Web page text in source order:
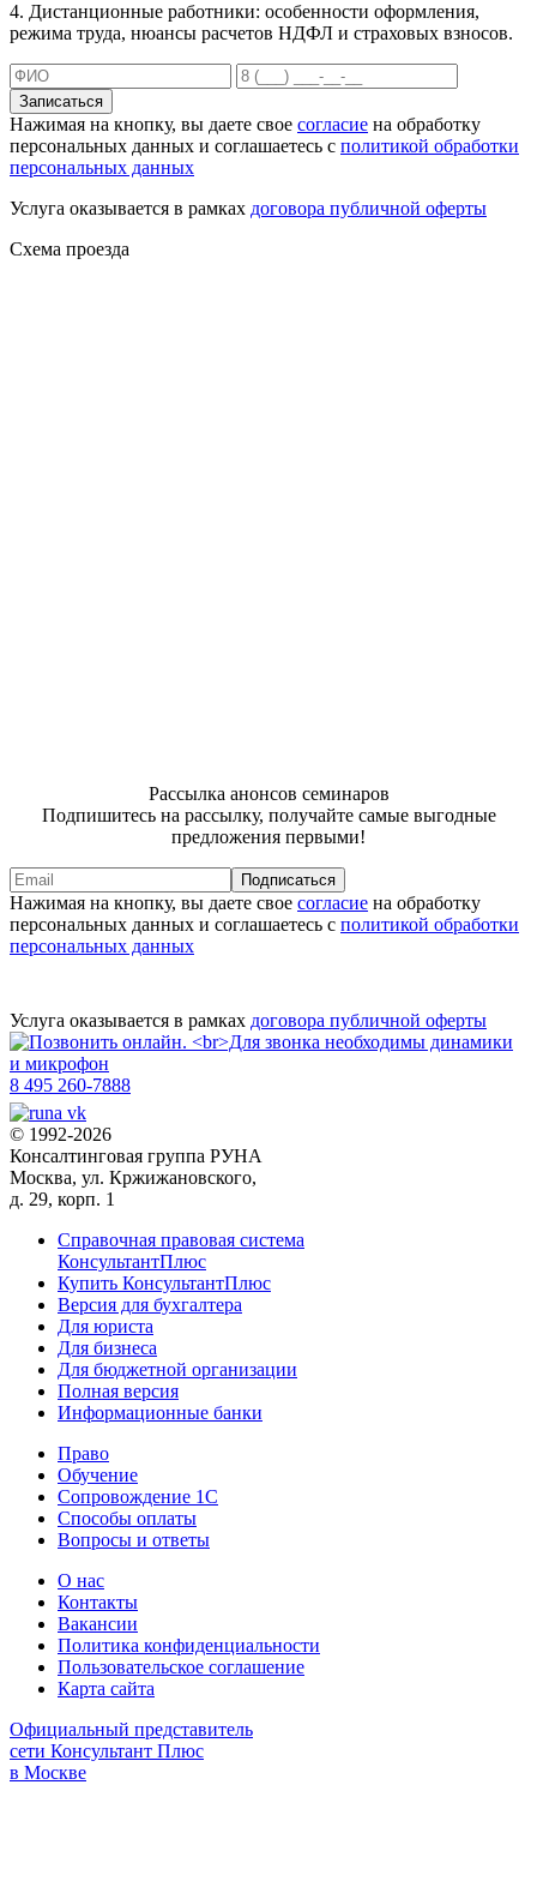
4. Дистанционные работники: особенности оформления,
режима труда, нюансы расчетов НДФЛ и страховых взносов.
Записаться
Нажимая на кнопку, вы даете свое согласие на обработку
персональных данных и соглашаетесь с политикой обработки
персональных данных
Услуга оказывается в рамках договора публичной оферты
Схема проезда
Рассылка анонсов семинаров
Подпишитесь на рассылку, получайте самые выгодные
предложения первыми!
Подписаться
Нажимая на кнопку, вы даете свое согласие на обработку
персональных данных и соглашаетесь с политикой обработки
персональных данных
Услуга оказывается в рамках договора публичной оферты
8 495 260-7888
© 1992-2026
Консалтинговая группа РУНА
Москва, ул. Кржижановского,
д. 29, корп. 1
Справочная правовая система
КонсультантПлюс
Купить КонсультантПлюс
Версия для бухгалтера
Для юриста
Для бизнеса
Для бюджетной организации
Полная версия
Информационные банки
Право
Обучение
Сопровождение 1С
Способы оплаты
Вопросы и ответы
О нас
Контакты
Вакансии
Политика конфиденциальности
Пользовательское соглашение
Карта сайта
Официальный представитель
сети Консультант Плюс
в Москве